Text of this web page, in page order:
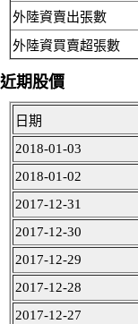
外陸資賣出張數
外陸資買賣超張數
近期股價
日期
2018-01-03
2018-01-02
2017-12-31
2017-12-30
2017-12-29
2017-12-28
2017-12-27